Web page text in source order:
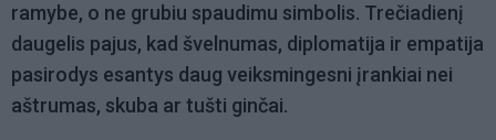
ramybe, o ne grubiu spaudimu simbolis. Trečiadienį
daugelis pajus, kad švelnumas, diplomatija ir empatija
pasirodys esantys daug veiksmingesni įrankiai nei
aštrumas, skuba ar tušti ginčai.